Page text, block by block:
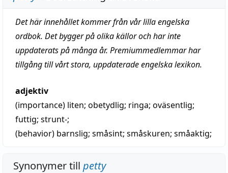
Det här innehållet kommer från vår lilla engelska
ordbok. Det bygger på olika källor och har inte
uppdaterats på många år. Premiummedlemmar har
tillgång till vårt stora, uppdaterade engelska lexikon.
adjektiv
(importance) liten; obetydlig; ringa; oväsentlig;
futtig; strunt-;
(behavior) barnslig; småsint; småskuren; småaktig;
Synonymer till petty